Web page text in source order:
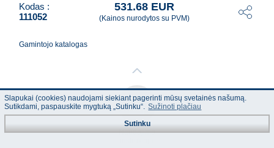
Kodas :
111052
531.68 EUR
(Kainos nurodytos su PVM)
Gamintojo katalogas
Naudojimo
Slapukai (cookies) naudojami siekiant pagerinti mūsų svetainės našumą.
Sutikdami, paspauskite mygtuką „Sutinku“. Sužinoti plačiau
Sutinku